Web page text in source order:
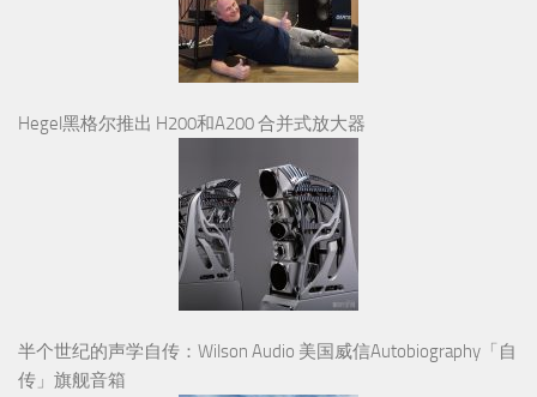
Hegel黑格尔推出 H200和A200 合并式放大器
半个世纪的声学自传：Wilson Audio 美国威信Autobiography「自
传」旗舰音箱